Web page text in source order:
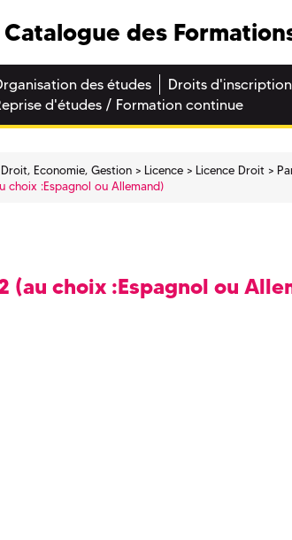
Catalogue des
des études Droits d'inscription
d'études / Formation continue
Droit, Economie, Gestion Licence Licence Droit
choix :Espagnol ou Allemand)
(au choix :Espagnol ou